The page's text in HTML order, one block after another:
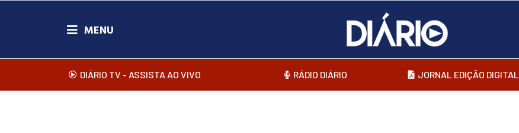
DIÁRIO TV - ASSISTA AO VIVO RÁDIO DIÁRIO JORNAL EDIÇÃO DIGITAL